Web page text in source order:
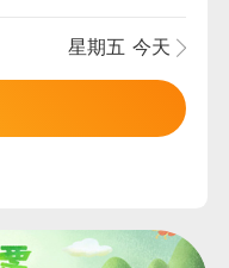
星期五 今天